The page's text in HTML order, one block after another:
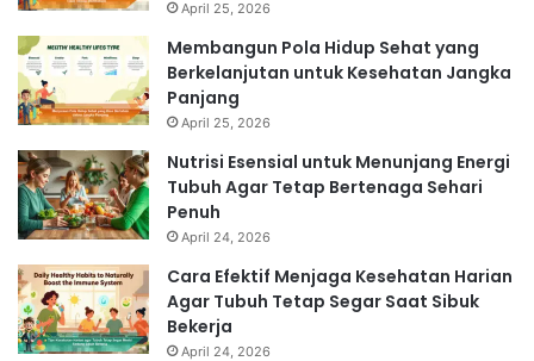
April 25, 2026
Membangun Pola Hidup Sehat yang
Berkelanjutan untuk Kesehatan Jangka
Panjang
April 25, 2026
Nutrisi Esensial untuk Menunjang Energi
Tubuh Agar Tetap Bertenaga Sehari
Penuh
April 24, 2026
Cara Efektif Menjaga Kesehatan Harian
Agar Tubuh Tetap Segar Saat Sibuk
Bekerja
April 24, 2026